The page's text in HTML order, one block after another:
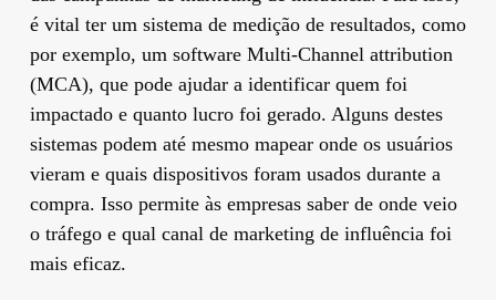
é vital ter um sistema de medição de resultados, como
por exemplo, um software Multi-Channel attribution
(MCA), que pode ajudar a identificar quem foi
impactado e quanto lucro foi gerado. Alguns destes
sistemas podem até mesmo mapear onde os usuários
vieram e quais dispositivos foram usados durante a
compra. Isso permite às empresas saber de onde veio
o tráfego e qual canal de marketing de influência foi
mais eficaz.